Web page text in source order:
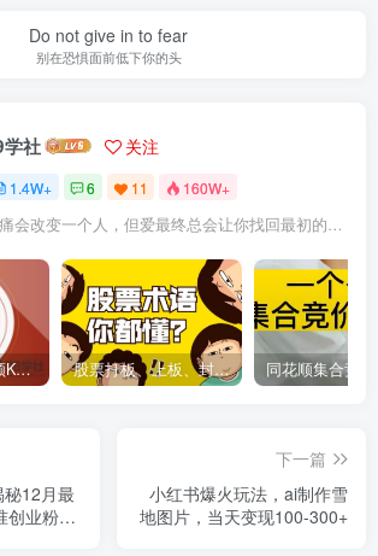
Do not give in to fear
别在恐惧面前低下你的头
社 关注
1.4W+ 6 11 160W+
伤痛会改变一个人，但爱最终总会让你找回最初的自己
超级简单！同花顺K线界面显示行业概念指标代码图解 股票打板、上板、封板、翘板、炸板是什么意思？炒股你必须懂的暗语！
12月最
创业粉，
下一篇
小红书爆火玩法，ai制作雪
地图片，当天变现100-300+